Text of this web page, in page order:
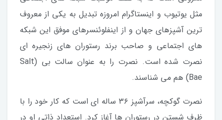
مثل یوتیوب و اینستاگرام امروزه تبدیل به یکی از معروف
ترین آشپزهای جهان و از اینفلوئنسرهای موفق این شبکه
های اجتماعی و صاحب برند رستوران های زنجیره ای
نصرت شده است. نصرت را به عنوان سالت بی (Salt
Bae) هم می شناسند.
نصرت گوکچه، سرآشپز ۳۶ ساله ای است که کار خود را با
ظرف شستن در رستوران ها آغاز کرد. استعداد ذاتی او در